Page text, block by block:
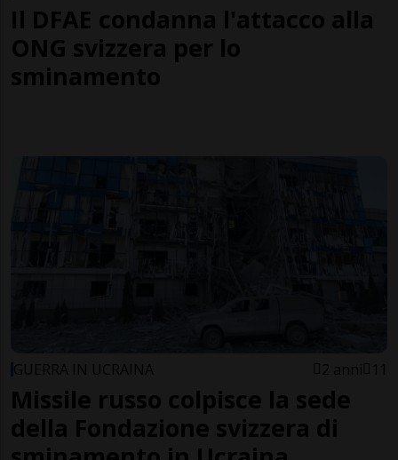
Il DFAE condanna l'attacco alla
ONG svizzera per lo
sminamento
GUERRA IN UCRAINA 2 anni 11
Missile russo colpisce la sede
della Fondazione svizzera di